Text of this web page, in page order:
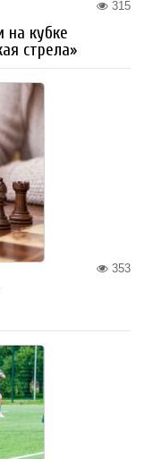
315
на кубке
стрела»
353